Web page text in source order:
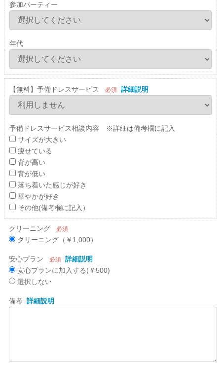
参加パーティー
年代
【無料】予備ドレスサービス 必須 詳細説明
予備ドレスサービス相談内容 ※詳細は備考欄に記入
サイズが大きい
痩せている
背が高い
背が低い
落ち着いた感じが好き
華やかが好き
その他(備考欄に記入）
クリーニング 必須
クリーニング（￥1,000）
安心プラン 必須 詳細説明
安心プランに加入する(￥500)
選択しない
備考 詳細説明